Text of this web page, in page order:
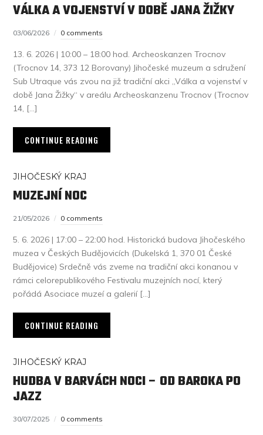
VÁLKA A VOJENSTVÍ V DOBĚ JANA ŽIŽKY
03/06/2026 0 comments
13. 6. 2026 | 10:00 – 18:00 hod. Archeoskanzen Trocnov
(Trocnov 14, 373 12 Borovany) Jihočeské muzeum a sdružení
Sub Utraque vás zvou na již tradiční akci „Válka a vojenství v
době Jana Žižky“ v areálu Archeoskanzenu Trocnov (Trocnov
14, […]
CONTINUE READING
JIHOČESKÝ KRAJ
MUZEJNÍ NOC
21/05/2026 0 comments
5. 6. 2026 | 17:00 – 22:00 hod. Historická budova Jihočeského
muzea v Českých Budějovicích (Dukelská 1, 370 01 České
Budějovice) Srdečně vás zveme na tradiční akci konanou v
rámci celorepublikového Festivalu muzejních nocí, který
pořádá Asociace muzeí a galerií […]
CONTINUE READING
JIHOČESKÝ KRAJ
HUDBA V BARVÁCH NOCI – OD BAROKA PO
JAZZ
30/07/2025 0 comments